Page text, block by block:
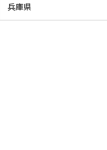
兵庫県